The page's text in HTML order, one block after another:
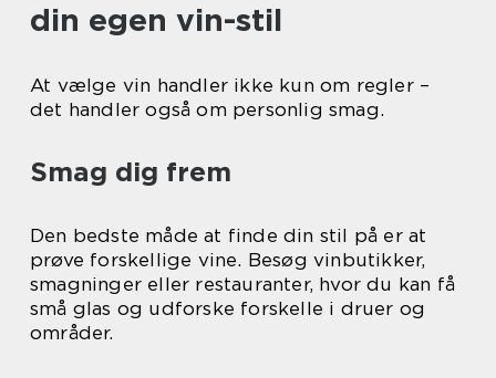
din egen vin-stil
At vælge vin handler ikke kun om regler –
det handler også om personlig smag.
Smag dig frem
Den bedste måde at finde din stil på er at
prøve forskellige vine. Besøg vinbutikker,
smagninger eller restauranter, hvor du kan få
små glas og udforske forskelle i druer og
områder.